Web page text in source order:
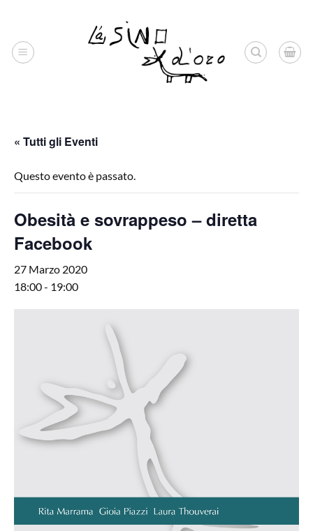
contenuti
« Tutti gli Eventi
Questo evento è passato.
Obesità e sovrappeso – diretta
Facebook
27 Marzo 2020
18:00- 19:00